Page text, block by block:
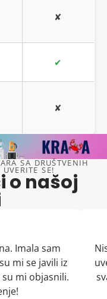
✘
✔
✘
SA DRUŠTVENIH
SE!
o našoj
Imala sam
mi se javili iz
mi objasnili.